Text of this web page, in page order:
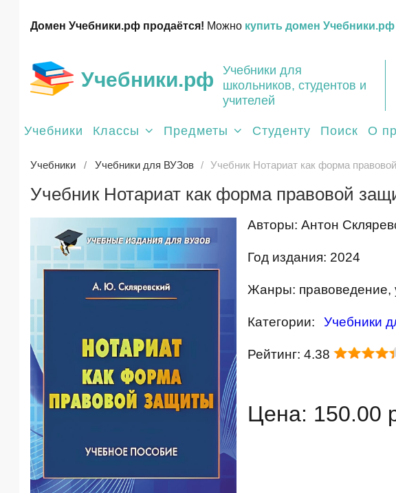
Домен Учебники.рф продаётся! Можно купить домен Учебники.рф
Учебники.рф
Учебники для
школьников, студентов и
учителей
Учебники Классы Предметы Студенту Поиск О
Учебники Учебники для ВУЗов Учебник Нотариат как форма
Учебник Нотариат как форма правовой
Авторы: Антон
Год издания: 2024
Жанры: правоведение,
Категории: Учебники
Рейтинг: 4.38
Цена: 150.00